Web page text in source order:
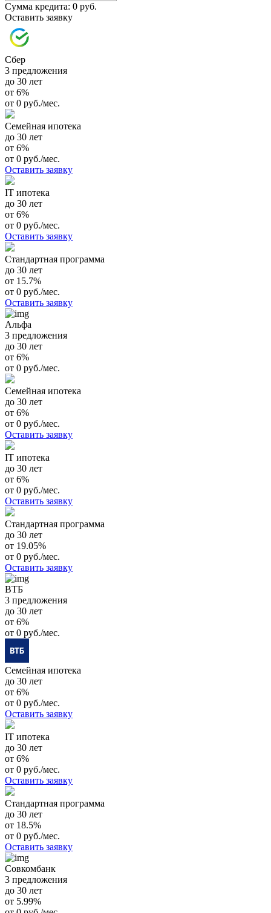
Сумма кредита: 0 руб.
Оставить заявку
Сбер
3 предложения
до 30 лет
от 6%
от 0 руб./мес.
Семейная ипотека
до 30 лет
от 6%
от 0 руб./мес.
Оставить заявку
IT ипотека
до 30 лет
от 6%
от 0 руб./мес.
Оставить заявку
Стандартная программа
до 30 лет
от 15.7%
от 0 руб./мес.
Оставить заявку
Альфа
3 предложения
до 30 лет
от 6%
от 0 руб./мес.
Семейная ипотека
до 30 лет
от 6%
от 0 руб./мес.
Оставить заявку
IT ипотека
до 30 лет
от 6%
от 0 руб./мес.
Оставить заявку
Стандартная программа
до 30 лет
от 19.05%
от 0 руб./мес.
Оставить заявку
ВТБ
3 предложения
до 30 лет
от 6%
от 0 руб./мес.
Семейная ипотека
до 30 лет
от 6%
от 0 руб./мес.
Оставить заявку
IT ипотека
до 30 лет
от 6%
от 0 руб./мес.
Оставить заявку
Стандартная программа
до 30 лет
от 18.5%
от 0 руб./мес.
Оставить заявку
Совкомбанк
3 предложения
до 30 лет
от 5.99%